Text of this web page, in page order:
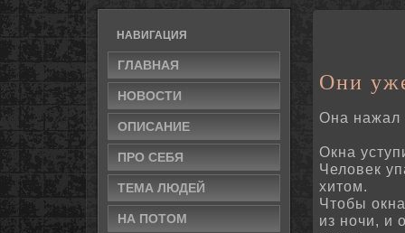
НАВИГАЦИЯ
ГЛАВНАЯ
НОВОСТИ
ОПИСАНИЕ
ПРО СЕБЯ
ТЕМА ЛЮДЕЙ
НА ПОТОМ
Они
Она нажал
Окна
Человек
хитом.
Чтобы
из ночи, и